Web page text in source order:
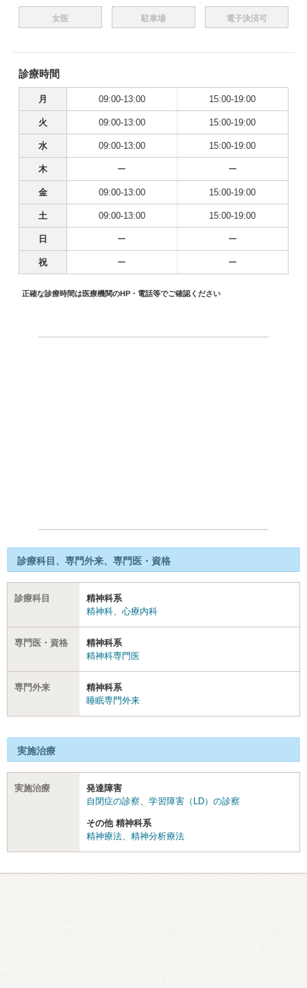
女医 駐車場 電子決済可
診療時間
月 09:00-13:00 15:00-19:00
火 09:00-13:00 15:00-19:00
水 09:00-13:00 15:00-19:00
木 ー ー
金 09:00-13:00 15:00-19:00
土 09:00-13:00 15:00-19:00
日 ー ー
祝 ー ー
正確な診療時間は医療機関のHP・電話等でご確認ください
診療科目、専門外来、専門医・資格
診療科目
精神科系
精神科、 心療内科
専門医・資格
精神科系
精神科専門医
専門外来
精神科系
睡眠専門外来
実施治療
実施治療
発達障害
自閉症の診察、 学習障害（LD）の診察
その他 精神科系
精神療法、 精神分析療法